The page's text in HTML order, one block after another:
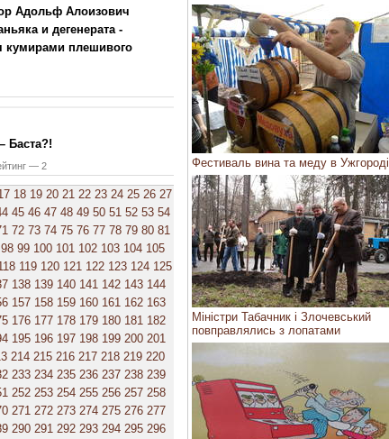
Адольф Алоизович
и дегенерата -
кумирами плешивого
Баста?!
— 2
18 19 20 21 22 23 24 25 26 27
45 46 47 48 49 50 51 52 53 54
72 73 74 75 76 77 78 79 80 81
98 99 100 101 102 103 104 105
119 120 121 122 123 124 125
138 139 140 141 142 143 144
157 158 159 160 161 162 163
176 177 178 179 180 181 182
195 196 197 198 199 200 201
214 215 216 217 218 219 220
233 234 235 236 237 238 239
252 253 254 255 256 257 258
271 272 273 274 275 276 277
290 291 292 293 294 295 296
Фестиваль вина та меду в Ужгороді
Міністри Табачник і Злочевський
повправлялись з лопатами